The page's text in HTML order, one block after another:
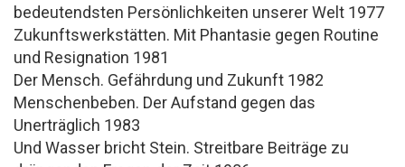
bedeutendsten Persönlichkeiten unserer Welt 1977
Zukunftswerkstätten. Mit Phantasie gegen Routine
und Resignation 1981
Der Mensch. Gefährdung und Zukunft 1982
Menschenbeben. Der Aufstand gegen das
Unerträglich 1983
Und Wasser bricht Stein. Streitbare Beiträge zu